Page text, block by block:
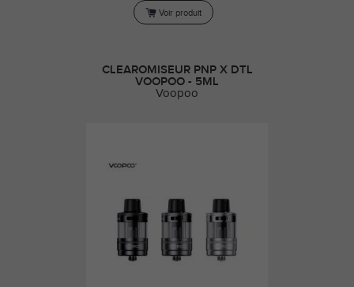
Voir produit
CLEAROMISEUR PNP X DTL
VOOPOO - 5ML
Voopoo